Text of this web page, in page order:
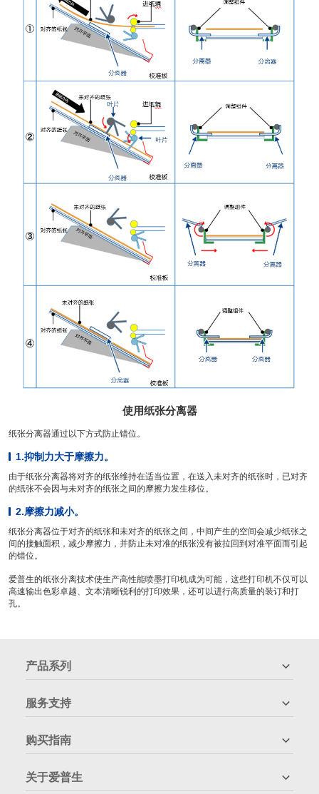
使用纸张分离器
纸张分离器通过以下方式防止错位。
1.抑制力大于摩擦力。
由于纸张分离器将对齐的纸张维持在适当位置，在送入未对齐的纸张时，已对齐
的纸张不会因与未对齐的纸张之间的摩擦力发生移位。
2.摩擦力减小。
纸张分离器位于对齐的纸张和未对齐的纸张之间，中间产生的空间会减少纸张之
间的接触面积，减少摩擦力，并防止未对准的纸张没有被拉回到对准平面而引起
的错位。
爱普生的纸张分离技术使生产高性能喷墨打印机成为可能，这些打印机不仅可以
高速输出色彩卓越、文本清晰锐利的打印效果，还可以进行高质量的装订和打
孔。
产品系列
服务支持
购买指南
关于爱普生